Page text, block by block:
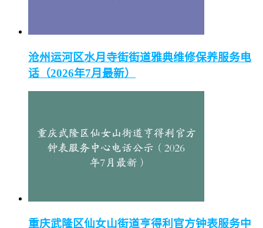
沧州运河区水月寺街街道雅典维修保养服务电
话（2026年7月最新）
重庆武隆区仙女山街道亨得利官方钟表服务中